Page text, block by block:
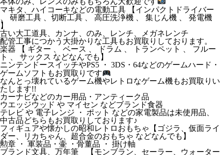
マキタ、ハイコーキなどの電動工具 【インパクトドライバー
、 研磨工具 、切断工具 、 高圧洗浄機 、 集じん機 、 発電機
】
古い大工道具、カンナ、のみ、レンチ、メガネレンチ
配管工事につかう大掛かりな工具もお買取りしております。
楽器 【 ギター 、 ベース 、 ドラム 、 トランペット 、 フルー
ト 、 サックス などなんでも】
ニンテンドースイッチやPS5 ・ 3DS・64などのゲームハード・
ゲームソフトもお買取りです
なんとっ壊れているゲーム機やレトロなゲーム機もお買取りい
たします!!
カーナビなどのカー用品・アンティーク品
ウエッジウッド や マイセン などブランド食器
テレビ や 電子レンジ ・ ポット などの家電製品は未使用品、
中古品どちらもお買取りしております♪
フィギュアや懐かしの昭和レトロおもちゃ【ゴジラ、仮面ライ
ダー、リカちゃん、超合金のおもちゃ などなんでも】
勲章 ・ 軍装品・壷 ・骨董品 ・ 掛け軸
ブランド文具、万年筆 【モンブラン、セーラー、ウォーター